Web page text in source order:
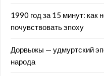
1990 год за 15 минут: как
почувствовать эпоху
Дорвыжы — удмуртский
народа